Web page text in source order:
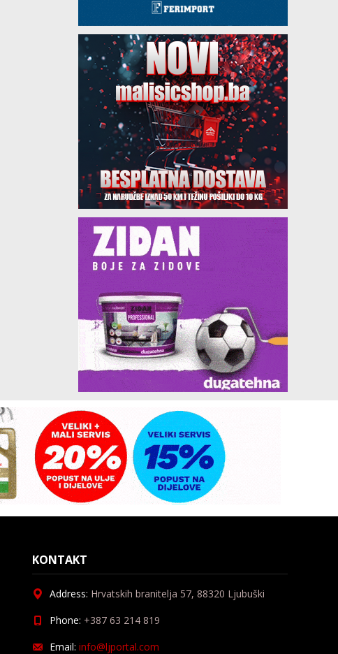
KONTAKT
Address: Hrvatskih branitelja 57, 88320 Ljubuški
Phone: +387 63 214 819
Email: info@ljportal.com